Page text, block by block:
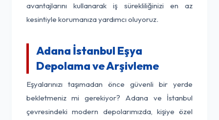
avantajlarını kullanarak iş sürekliliğinizi en az
kesintiyle korumanıza yardımcı oluyoruz.
Adana İstanbul Eşya
Depolama ve Arşivleme
Eşyalarınızı taşımadan önce güvenli bir yerde
bekletmeniz mi gerekiyor? Adana ve İstanbul
çevresindeki modern depolarımızda, kişiye özel